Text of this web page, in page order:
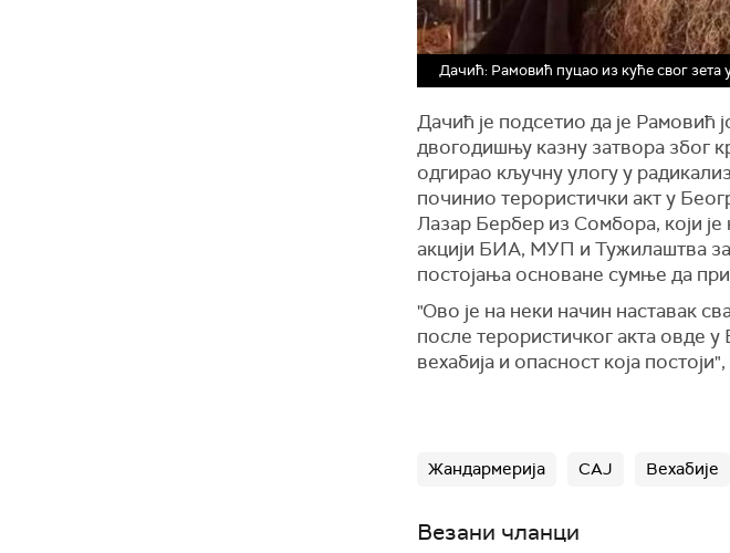
Дачић: Рамовић пуцао из куће свог
Дачић је подсетио да је
двогодишњу казну затвора због
одгирао кључну улогу у
починио терористички акт у
Лазар Бербер из Сомбора, који је
акцији БИА, МУП и Тужилаштва
постојања основане сумње да
"Ово је на неки начин наставак
после терористичког акта овде у
вехабија и опасност која
Жандармерија САЈ Вехабије
Везани чланци